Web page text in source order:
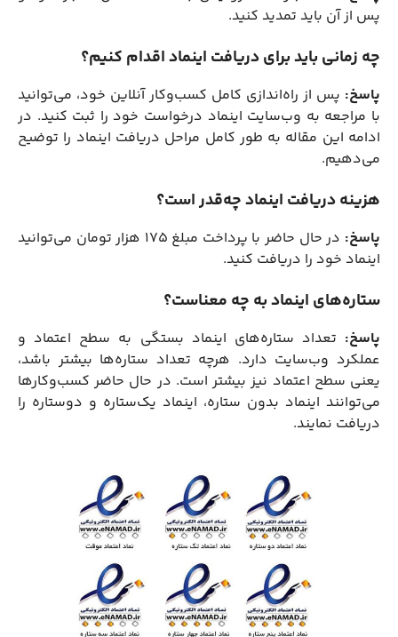
پس از آن باید تمدید کنید.
چه زمانی باید برای دریافت اینماد اقدام کنیم؟
پاسخ: پس از راه‌اندازی کامل کسب‌وکار آنلاین خود، می‌توانید
با مراجعه به وب‌سایت اینماد درخواست خود را ثبت کنید. در
ادامه این مقاله به طور کامل مراحل دریافت اینماد را توضیح
می‌دهیم.
هزینه دریافت اینماد چه‌قدر است؟
پاسخ:
در حال حاضر با پرداخت مبلغ ۱۷۵ هزار تومان می‌توانید
اینماد خود را دریافت کنید.
ستاره‌های اینماد به چه معناست؟
پاسخ: تعداد ستاره‌های اینماد بستگی به سطح اعتماد و
عملکرد وب‌سایت دارد. هرچه تعداد ستاره‌ها بیشتر باشد،
یعنی سطح اعتماد نیز بیشتر است. در حال حاضر کسب‌وکارها
می‌توانند اینماد بدون ستاره، اینماد یک‌ستاره و دو‌ستاره را
دریافت نمایند.